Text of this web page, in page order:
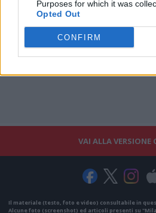
Purposes for which it was
Opted Out
CONFIRM
VAI ALLA VERSIONE
Il materiale (testo, foto e video) consultabile in
Alcune foto (screenshot) ed articoli presenti su